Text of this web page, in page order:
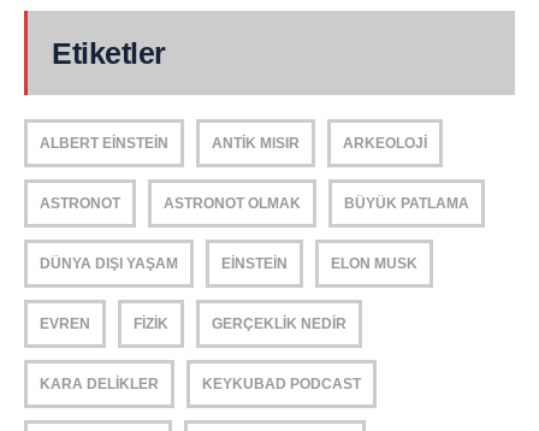
Etiketler
ALBERT EINSTEIN ANTIK MISIR ARKEOLOJI
ASTRONOT ASTRONOT OLMAK BÜYÜK PATLAMA
DÜNYA DIŞI YAŞAM EINSTEIN ELON MUSK
EVREN FIZIK GERÇEKLIK NEDIR
KARA DELIKLER KEYKUBAD PODCAST